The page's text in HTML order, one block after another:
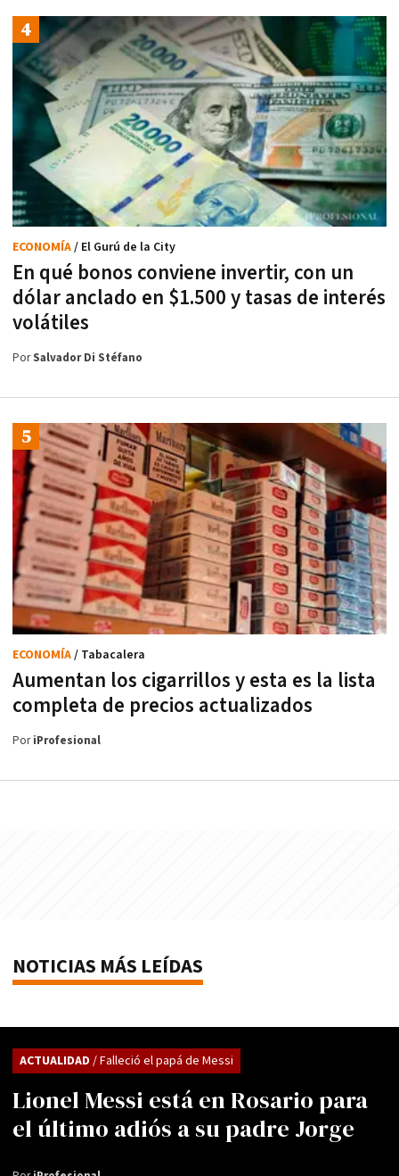
En qué bonos conviene invertir, con un
dólar anclado en $1.500 y tasas de interés
volátiles
ECONOMÍA/ El Gurú de la City
PorSalvador Di Stéfano
Aumentan los cigarrillos y esta es la lista
completa de precios actualizados
ECONOMÍA/ Tabacalera
PoriProfesional
NOTICIAS MÁS LEÍDAS
Lionel Messi está en Rosario para
el último adiós a su padre Jorge
ACTUALIDAD / Falleció el papá de Messi